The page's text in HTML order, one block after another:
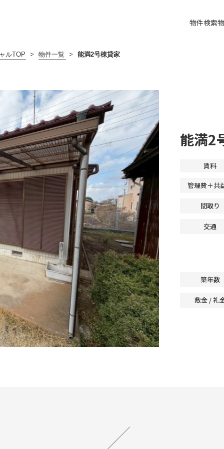
物件検索
ルTOP > 物件一覧 > 能満2号棟貸家
能満2
賃料
管理費＋共
間取り
交通
築年数
敷金 / 礼